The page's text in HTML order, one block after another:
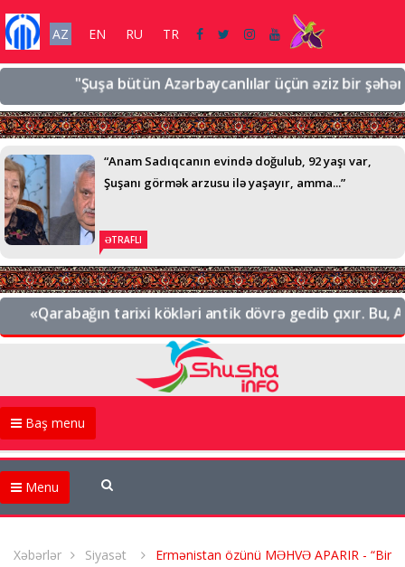
AZ EN RU TR
"Şuşa bütün Azərbaycanlılar üçün əziz bir
“Anam Sadıqcanın evində doğulub, 92 yaşı var,
Şuşanı görmək arzusu ilə yaşayır, amma...”
ƏTRAFLI
«Qarabağın tarixi kökləri antik dövrə gedib çıxır. Bu,
Baş menu
Menu
Xəbərlər Siyasət
Ermənistan özünü MƏHVƏ APARIR - “Bir